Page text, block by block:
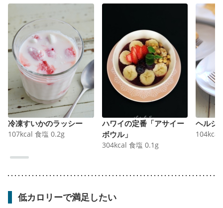
冷凍すいかのラッシー
107kcal 食塩 0.2g
ハワイの定番「アサイー
ボウル」
304kcal 食塩 0.1 g
ヘルシ
104kcal
低カロリーで満足したい